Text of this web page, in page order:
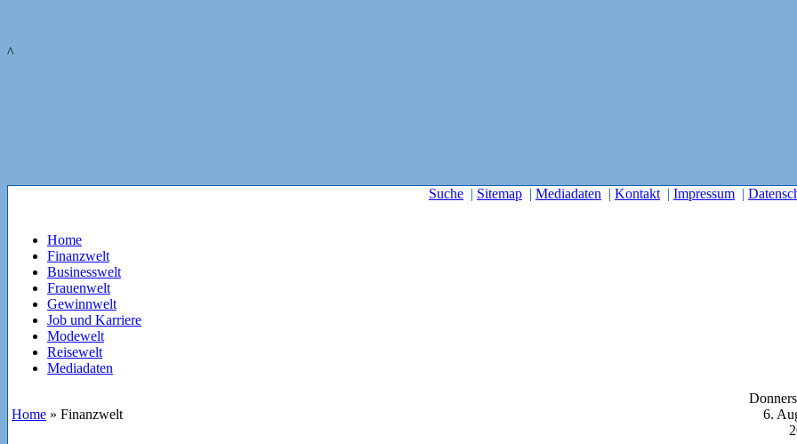
^
Suche | Sitemap | Mediadaten | Kontakt | Impressum |
Home
Finanzwelt
Businesswelt
Frauenwelt
Gewinnwelt
Job und Karriere
Modewelt
Reisewelt
Mediadaten
Home » Finanzwelt
6.